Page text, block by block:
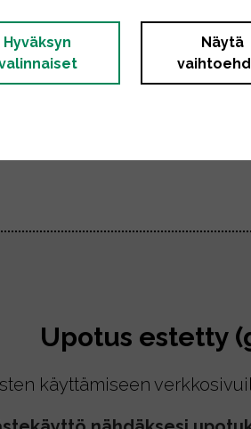
Upotus estetty
käyttämiseen
Hyväksyn
Näytä